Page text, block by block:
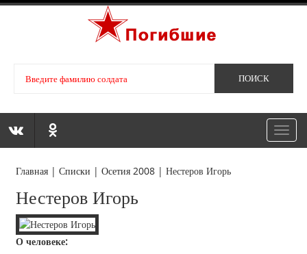
Главная |Списки |Осетия 2008 |Нестеров Игорь
Нестеров Игорь
О человеке: